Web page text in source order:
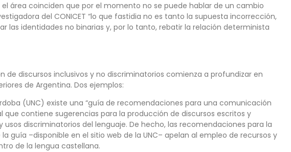
el área coinciden que por el momento no se puede hablar de un cambio
del CONICET “lo que fastidia no es tanto la supuesta incorrección,
las identidades no binarias y, por lo tanto, rebatir la relación determinista
de discursos inclusivos y no discriminatorios comienza a profundizar en
de Argentina. Dos ejemplos:
(UNC) existe una “guía de recomendaciones para una comunicación
que contiene sugerencias para la producción de discursos escritos y
discriminatorios del lenguaje. De hecho, las recomendaciones para la
guía –disponible en el sitio web de la UNC– apelan al empleo de recursos y
de la lengua castellana.